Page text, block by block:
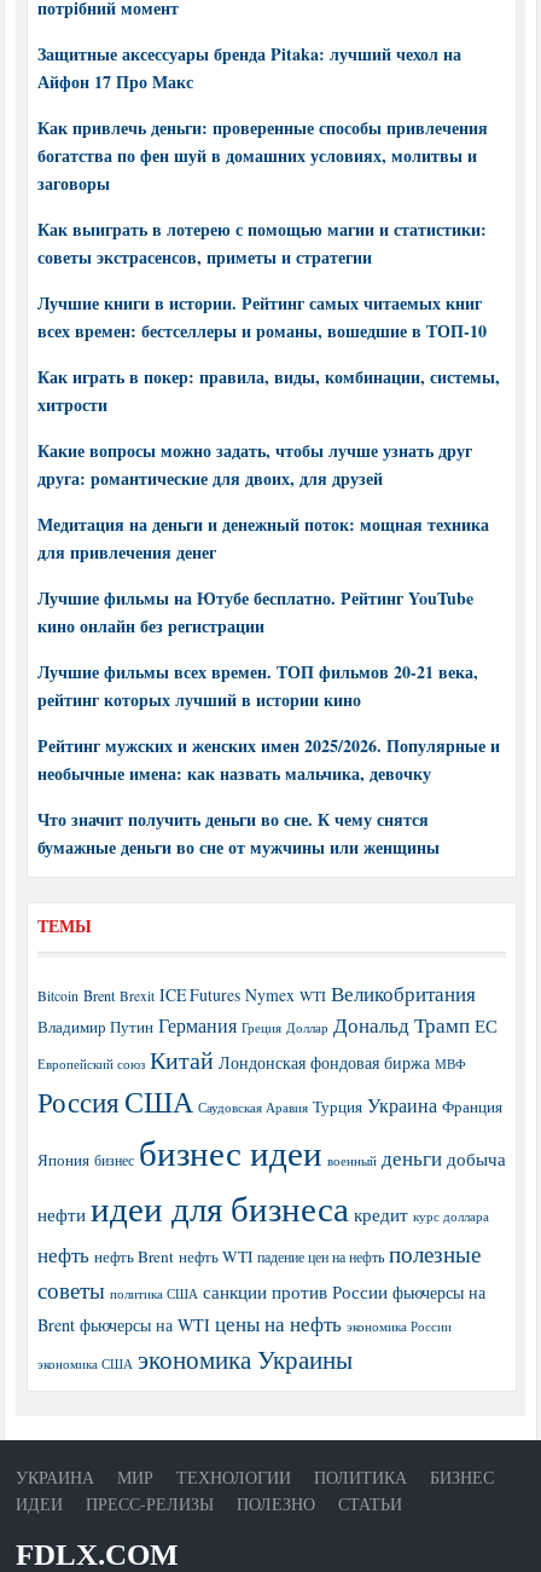
потрібний момент
Защитные аксессуары бренда Pitaka: лучший чехол на
Айфон 17 Про Макс
Как привлечь деньги: проверенные способы привлечения
богатства по фен шуй в домашних условиях, молитвы и
заговоры
Как выиграть в лотерею с помощью магии и статистики:
советы экстрасенсов, приметы и стратегии
Лучшие книги в истории. Рейтинг самых читаемых книг
всех времен: бестселлеры и романы, вошедшие в ТОП-10
Как играть в покер: правила, виды, комбинации, системы,
хитрости
Какие вопросы можно задать, чтобы лучше узнать друг
друга: романтические для двоих, для друзей
Медитация на деньги и денежный поток: мощная техника
для привлечения денег
Лучшие фильмы на Ютубе бесплатно. Рейтинг YouTube
кино онлайн без регистрации
Лучшие фильмы всех времен. ТОП фильмов 20-21 века,
рейтинг которых лучший в истории кино
Рейтинг мужских и женских имен 2025/2026. Популярные и
необычные имена: как назвать мальчика, девочку
Что значит получить деньги во сне. К чему снятся
бумажные деньги во сне от мужчины или женщины
ТЕМЫ
Bitcoin Brent Brexit ICE Futures Nymex WTI Великобритания
Владимир Путин Германия Греция Доллар Дональд Трамп ЕС
Европейский союз Китай Лондонская фондовая биржа МВФ
РоссияСША Саудовская Аравия Турция Украина Франция
Япония бизнес бизнес идеи военный деньги добыча
нефти идеи для бизнеса кредит курс доллара
нефть нефть Brent нефть WTI падение цен на нефть полезные
советы политика США санкции против России фьючерсы на
Brent фьючерсы на WTI цены на нефть экономика России
экономика США экономика Украины
УКРАИНА МИР ТЕХНОЛОГИИ ПОЛИТИКА
БИЗНЕС
ИДЕИ
ПРЕСС-РЕЛИЗЫ ПОЛЕЗНО СТАТЬИ
FDLX.COM